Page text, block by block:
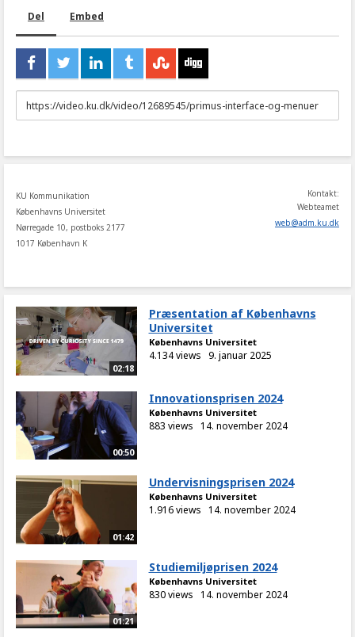
Del Embed
URL
to
KU Kommunikation
Københavns Universitet
Nørregade 10, postboks 2177
1017 København K
Kontakt:
Webteamet
web@adm.ku.dk
02:18
Præsentation af Københavns
Universitet
Københavns Universitet
4.134 views 9. januar 2025
00:50
Innovationsprisen 2024
Københavns Universitet
883 views 14. november 2024
01:42
Undervisningsprisen 2024
Københavns Universitet
1.916 views 14. november 2024
01:21
Studiemiljøprisen 2024
Københavns Universitet
830 views 14. november 2024